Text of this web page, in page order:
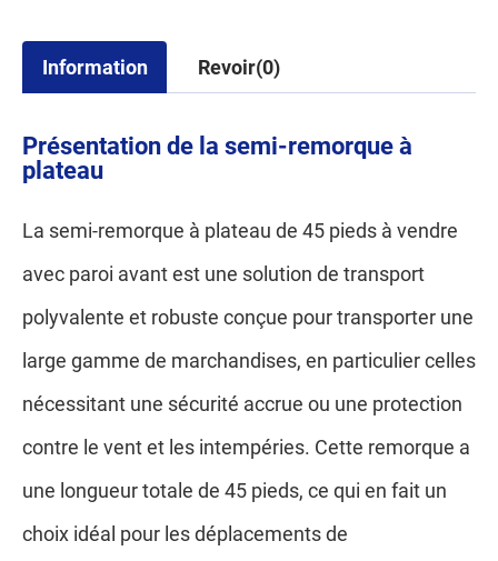
Information Revoir(0)
Présentation de la semi-remorque à
plateau
La semi-remorque à plateau de 45 pieds à vendre
avec paroi avant est une solution de transport
polyvalente et robuste conçue pour transporter une
large gamme de marchandises, en particulier celles
nécessitant une sécurité accrue ou une protection
contre le vent et les intempéries. Cette remorque a
une longueur totale de 45 pieds, ce qui en fait un
choix idéal pour les déplacements de